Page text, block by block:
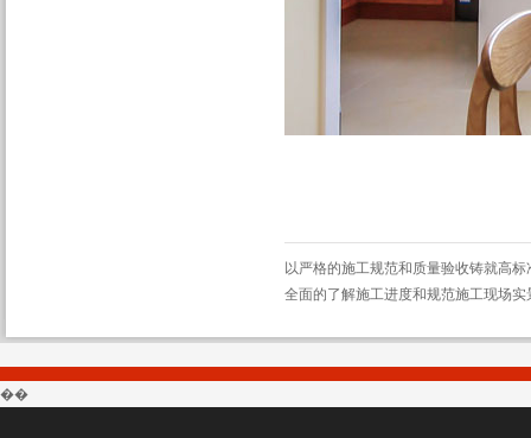
以严格的施工规范和质量验收铸就高
全面的了解施工进度和规范施工现场实
��